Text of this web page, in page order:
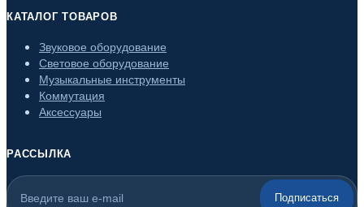
КАТАЛОГ ТОВАРОВ
Звуковое оборудование
Световое оборудование
Музыкальные инструменты
Коммутация
Аксессуары
РАССЫЛКА
Подписаться